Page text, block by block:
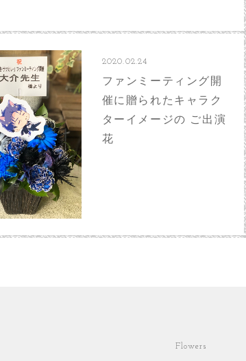
2020.02.24
ファンミーティング開
催に贈られたキャラク
ターイメージの ご出演
花
Flowers